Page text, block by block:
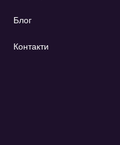
Блог
Контакти